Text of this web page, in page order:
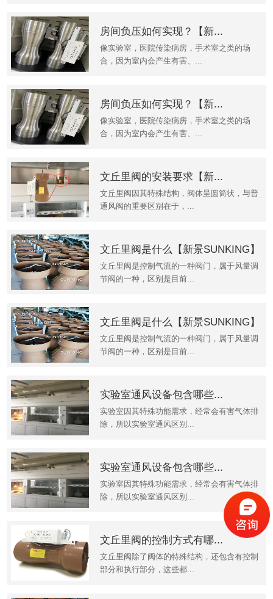
房间负压如何实现？【新...
像实验室，医院传染病房，手术室之类的场
合，因为室内会产生有害、...
房间负压如何实现？【新...
像实验室，医院传染病房，手术室之类的场
合，因为室内会产生有害、...
文丘里阀的安装要求【新...
文丘里阀因其特殊结构，阀体呈圆筒状，与普
通风阀的重要区别在于，...
文丘里阀是什么【新景SUNKING】
文丘里阀是控制气流的一种阀门，属于风量调
节阀的一种，区别是目前...
文丘里阀是什么【新景SUNKING】
文丘里阀是控制气流的一种阀门，属于风量调
节阀的一种，区别是目前...
实验室通风设备包含哪些...
实验室因其特殊功能需求，经常会有害气体排
除，所以实验室通风区别...
实验室通风设备包含哪些...
实验室因其特殊功能需求，经常会有害气体排
除，所以实验室通风区别...
文丘里阀的控制方式有哪...
文丘里阀除了阀体的特殊结构，还包含有控制
部分和执行部分，这些都...